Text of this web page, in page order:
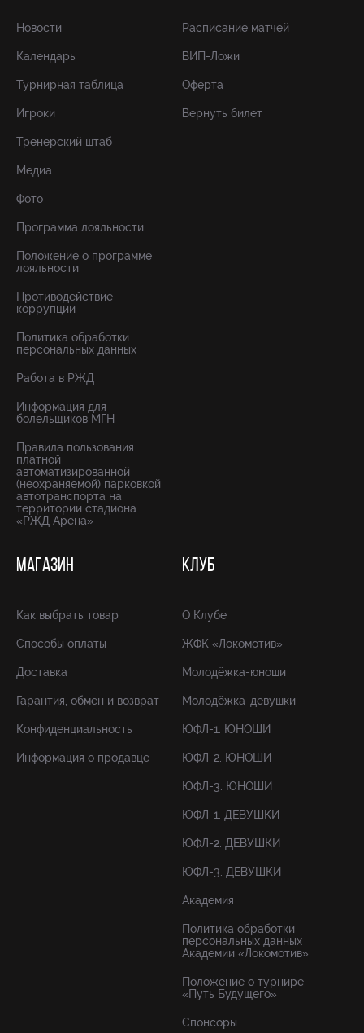
Новости
Календарь
Турнирная таблица
Игроки
Тренерский штаб
Медиа
Фото
Программа лояльности
Положение о программе
лояльности
Противодействие
коррупции
Политика обработки
персональных данных
Работа в РЖД
Информация для
болельщиков МГН
Правила пользования
платной
автоматизированной
(неохраняемой) парковкой
автотранспорта на
территории стадиона
«РЖД Арена»
Расписание матчей
ВИП-Ложи
Оферта
Вернуть билет
МАГАЗИН
Как выбрать товар
Способы оплаты
Доставка
Гарантия, обмен и возврат
Конфиденциальность
Информация о продавце
КЛУБ
О Клубе
ЖФК «Локомотив»
Молодёжка-юноши
Молодёжка-девушки
ЮФЛ-1. ЮНОШИ
ЮФЛ-2. ЮНОШИ
ЮФЛ-3. ЮНОШИ
ЮФЛ-1. ДЕВУШКИ
ЮФЛ-2. ДЕВУШКИ
ЮФЛ-3. ДЕВУШКИ
Академия
Политика обработки
персональных данных
Академии «Локомотив»
Положение о турнире
«Путь Будущего»
Спонсоры